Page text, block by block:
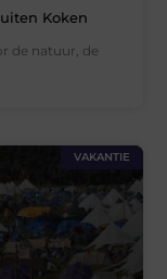
Koken
de natuur, de
VAKANTIE